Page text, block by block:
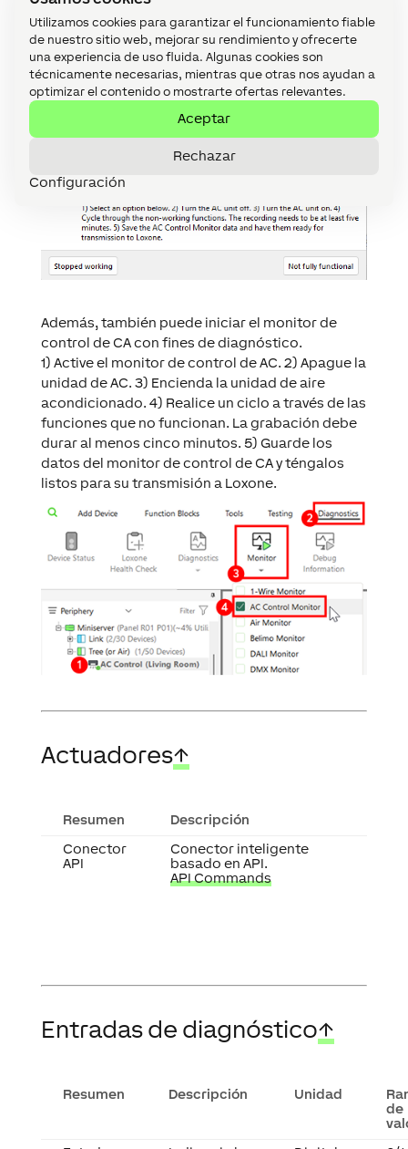
Utilizamos cookies para garantizar el funcionamiento fiable
de nuestro sitio web, mejorar su rendimiento y ofrecerte
una experiencia de uso fluida. Algunas cookies son
técnicamente necesarias, mientras que otras nos ayudan a
optimizar el contenido o mostrarte ofertas relevantes.
Aceptar
Rechazar
Configuración
Además, también puede iniciar el monitor de
control de CA con fines de diagnóstico.
1) Active el monitor de control de AC. 2) Apague la
unidad de AC. 3) Encienda la unidad de aire
acondicionado. 4) Realice un ciclo a través de las
funciones que no funcionan. La grabación debe
durar al menos cinco minutos. 5) Guarde los
datos del monitor de control de CA y téngalos
listos para su transmisión a Loxone.
Actuadores↑
Resumen
Descripción
Conector
API
Conector inteligente
basado en API.
API Commands
Entradas de diagnóstico↑
Resumen Descripción Unidad
de